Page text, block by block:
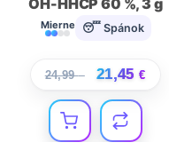
Mierne 😴 Spánok
24,99€ 21,45 €